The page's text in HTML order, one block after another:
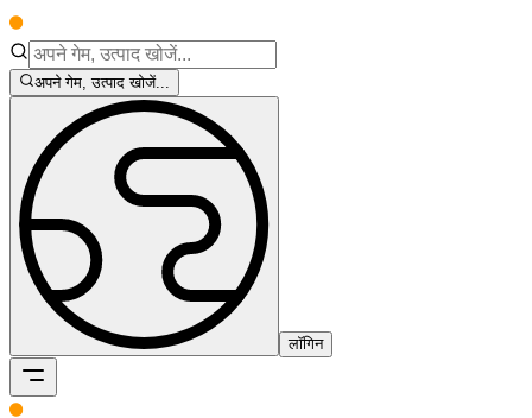
अपने गेम, उत्पाद खोजें...
लॉगिन